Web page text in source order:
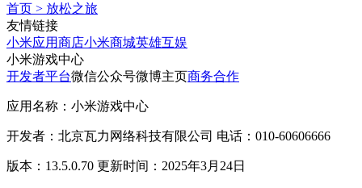
首页 > 放松之旅
友情链接
小米应用商店小米商城英雄互娱
小米游戏中心
开发者平台微信公众号微博主页商务合作
应用名称：小米游戏中心
开发者：北京瓦力网络科技有限公司 电话：010-60606666
版本：13.5.0.70 更新时间：2025年3月24日